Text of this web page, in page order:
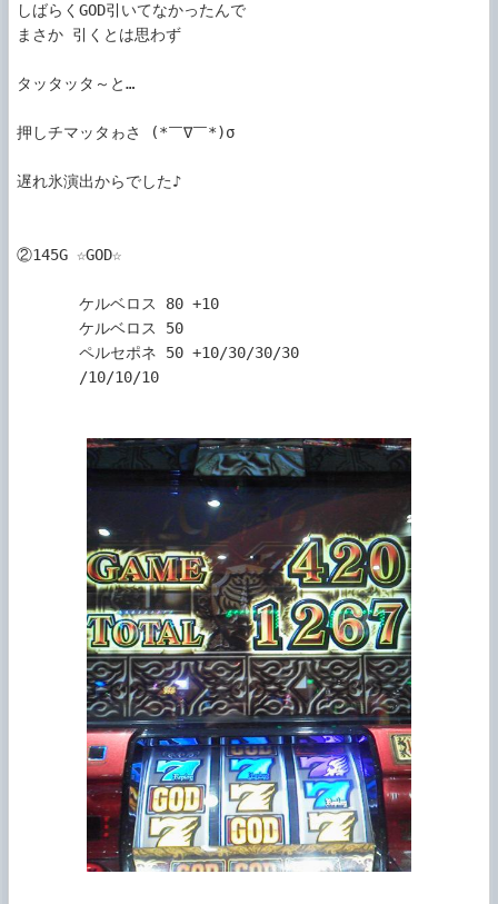
しばらくGOD引いてなかったんで
まさか 引くとは思わず
タッタッタ～と…
押しチマッタゎさ (*￣∇￣*)σ
遅れ氷演出からでした♪
②145G ☆GOD☆